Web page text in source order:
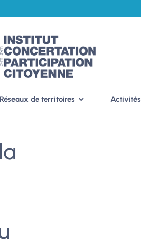
Réseaux de territoires Activités